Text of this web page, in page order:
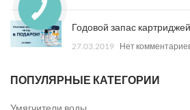
Годовой запас
27.03.2019 Нет
ПОПУЛЯРНЫЕ КАТЕГОРИИ